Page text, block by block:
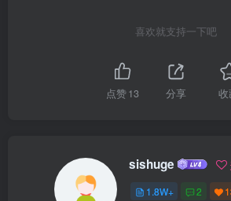
补删移者，审辨精驱，皆详于本条经文之下其
绝难意解者，虽勉加注释，终属牵强，然其中
帙，一曰正误，一日存疑，附之卷末，以备参
略，自赵良衍义后，继之者十余人各有精义，
泛，或近隐晦，醇疵并见，难以适从，兹汰其
喜欢就支持一下吧
点赞13 分享 收
sishuge
1.8W+ 2